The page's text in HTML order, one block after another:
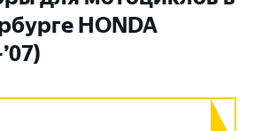
HONDA